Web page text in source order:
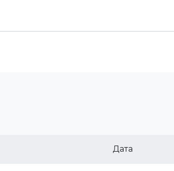
Дата